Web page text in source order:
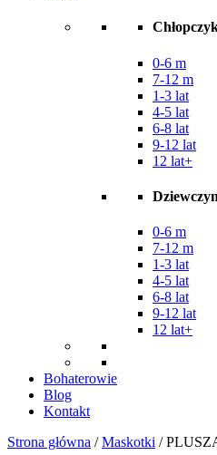
0-6 m
7-12 m
1-3 lat
4-5 lat
6-8 lat
9-12 lat
12 lat+
0-6 m
7-12 m
1-3 lat
4-5 lat
6-8 lat
9-12 lat
12 lat+
Bohaterowie
Blog
Kontakt
Strona główna /Maskotki /